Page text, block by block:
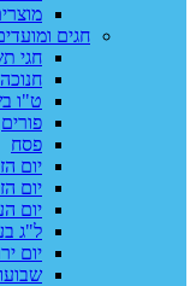
חגים
חגי
חנוכה
ט"ו
פורים
פסח
יום
יום
יום
ל"ג
יום